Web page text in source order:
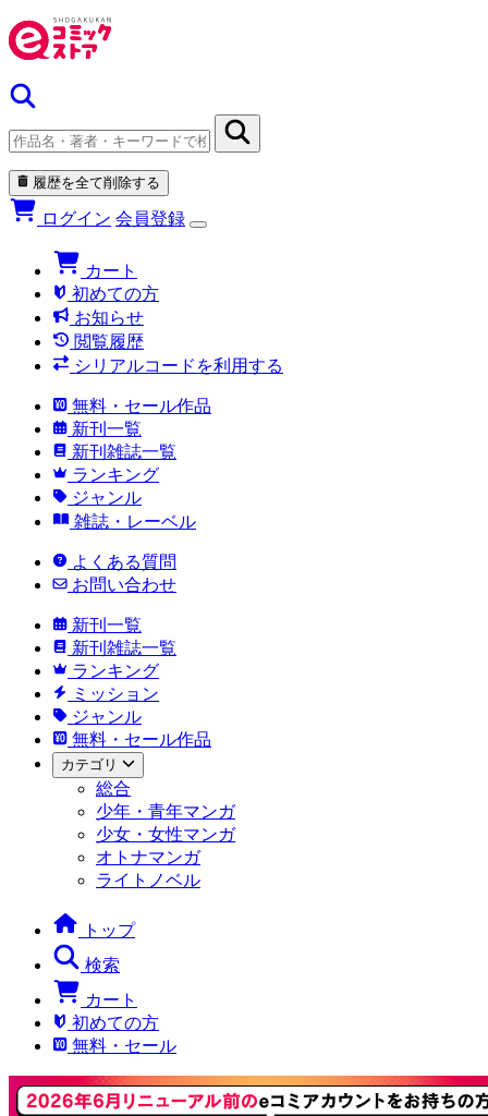
履歴を全て削除する
ログイン 会員登録
カート
初めての方
お知らせ
閲覧履歴
シリアルコードを利用する
無料・セール作品
新刊一覧
新刊雑誌一覧
ランキング
ジャンル
雑誌・レーベル
よくある質問
お問い合わせ
新刊一覧
新刊雑誌一覧
ランキング
ミッション
ジャンル
無料・セール作品
カテゴリ
総合
少年・青年マンガ
少女・女性マンガ
オトナマンガ
ライトノベル
トップ
検索
カート
初めての方
無料・セール